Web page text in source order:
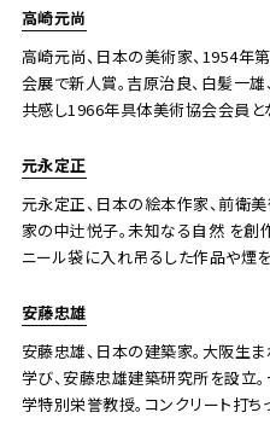
高崎元尚
高崎元尚、日本の美術家、1954年
会展で新人賞。吉原治良、白髪一
共感し1966年具体美術協会会員と
中之島美術館、兵庫県立美術館。
元永定正
元永定正、日本の絵本作家、前衛
家の中辻悦子。未知なる自然 を創
ニール袋に入れ吊るした作品や煙
な作品を発表していった。その後、
ある作品で一躍注目を浴びた。1959
展（イタリア）出品買上賞、1961
Mercer Gallery（ニューヨーク）で
安藤忠雄
安藤忠雄、日本の建築家。大阪生
学び、安藤忠雄建築研究所を設立
学特別栄誉教授。コンクリート打